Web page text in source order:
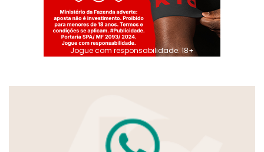
Jogue com responsabilidade. 18+